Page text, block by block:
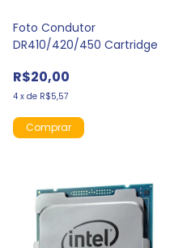
Foto Condutor
DR410/420/450 Cartridge
R$20,00
4 x de R$5,57